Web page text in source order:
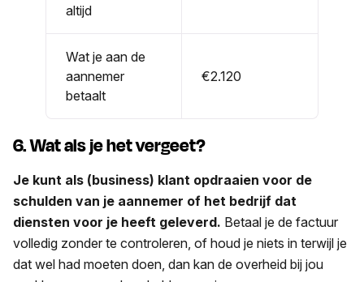
altijd
Wat je aan de
aannemer
betaalt
€2.120
6. Wat als je het vergeet?
Je kunt als (business) klant opdraaien voor de
schulden van je aannemer of het bedrijf dat
diensten voor je heeft geleverd. Betaal je de factuur
volledig zonder te controleren, of houd je niets in terwijl je
dat wel had moeten doen, dan kan de overheid bij jou